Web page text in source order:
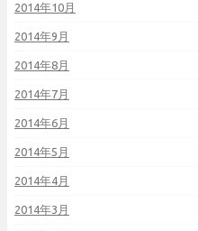
2014年10月
2014年9月
2014年8月
2014年7月
2014年6月
2014年5月
2014年4月
2014年3月